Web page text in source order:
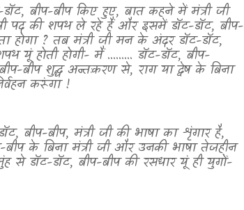
, बीप-बीप किए हुए, बात कहने में मंत्री जी
पद की शपथ ले रहे हैं और इसमें डॉट-डॉट, बीप-
होगा? तब मंत्री जी मन के अंदर डॉट-डॉट,
यूं होती होगी- मैं ......... डॉट-डॉट,बीप-
बीप शुद्ध अन्तःकरण से, राग या द्वेष के बिना
करूंगा !
, बीप-बीप, मंत्री जी की भाषा का शृंगार है,
बीपके बिना मंत्री जी और उनकी भाषा तेजहीन
सेडॉट-डॉट, बीप-बीप की रसधार यूं ही युगों-